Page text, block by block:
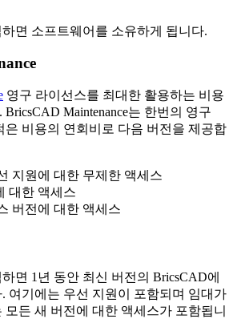
면 소프트웨어를 소유하게 됩니다.
영구 라이선스를 최대한 활용하는 비용
Maintenance는 한번의 영구
은 비용의 연회비로 다음 버전을 제공합
지원에 대한 무제한 액세스
대한 액세스
버전에 대한 액세스
면 1년 동안 최신 버전의 BricsCAD에
여기에는 우선 지원이 포함되며 임대가
든 새 버전에 대한 액세스가 포함됩니